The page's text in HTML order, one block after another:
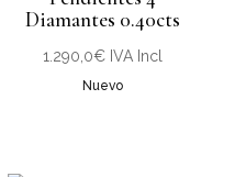
Diamantes 0.40cts
1.290,0€ IVA Incl
Nuevo